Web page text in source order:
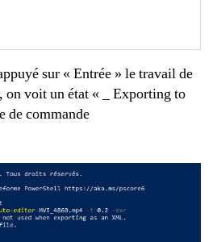
sur « Entrée » le travail de
on voit un état « _ Exporting to
de commande